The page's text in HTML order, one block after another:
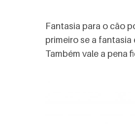
Fantasia para o cão
primeiro se a fantasia
Também vale a pena